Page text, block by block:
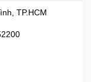
TP.HCM